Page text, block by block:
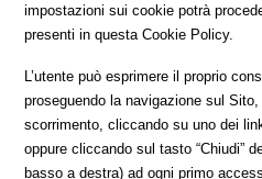
impostazioni sui cookie potrà
presenti in questa Cookie Policy.
L’utente può esprimere il proprio
proseguendo la navigazione sul
scorrimento, cliccando su uno dei
oppure cliccando sul tasto “Chiudi”
basso a destra) ad ogni primo